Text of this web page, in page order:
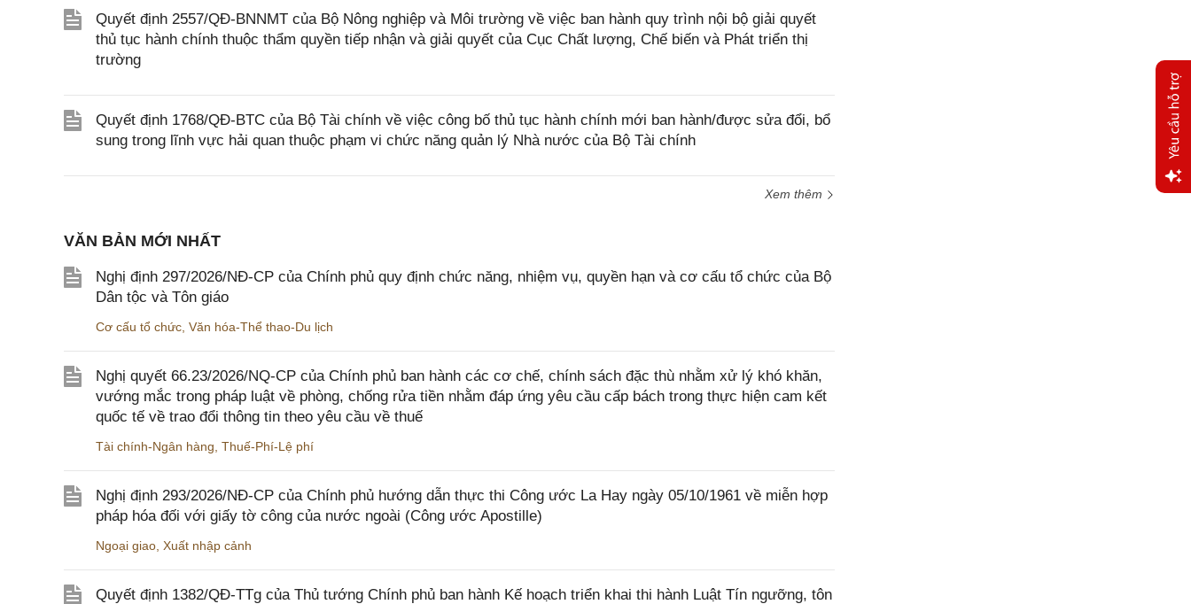
Quyết định 2557/QĐ-BNNMT của Bộ Nông nghiệp và Môi trường về việc ban hành quy trình nội bộ giải quyết
thủ tục hành chính thuộc thẩm quyền tiếp nhận và giải quyết của Cục Chất lượng, Chế biến và Phát triển thị
trường
Quyết định 1768/QĐ-BTC của Bộ Tài chính về việc công bố thủ tục hành chính mới ban hành/được sửa đổi, bổ
sung trong lĩnh vực hải quan thuộc phạm vi chức năng quản lý Nhà nước của Bộ Tài chính
Xem thêm
VĂN BẢN MỚI NHẤT
Nghị định 297/2026/NĐ-CP của Chính phủ quy định chức năng, nhiệm vụ, quyền hạn và cơ cấu tổ chức của Bộ
Dân tộc và Tôn giáo
Cơ cấu tổ chức Văn hóa-Thể thao-Du lịch
Nghị quyết 66.23/2026/NQ-CP của Chính phủ ban hành các cơ chế, chính sách đặc thù nhằm xử lý khó khăn,
vướng mắc trong pháp luật về phòng, chống rửa tiền nhằm đáp ứng yêu cầu cấp bách trong thực hiện cam kết
quốc tế về trao đổi thông tin theo yêu cầu về thuế
Tài chính-Ngân hàng Thuế-Phí-Lệ phí
Nghị định 293/2026/NĐ-CP của Chính phủ hướng dẫn thực thi Công ước La Hay ngày 05/10/1961 về miễn hợp
pháp hóa đối với giấy tờ công của nước ngoài (Công ước Apostille)
Ngoại giao Xuất nhập cảnh
Quyết định 1382/QĐ-TTg của Thủ tướng Chính phủ ban hành Kế hoạch triển khai thi hành Luật Tín ngưỡng, tôn